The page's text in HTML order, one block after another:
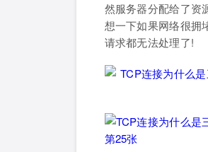
然服务器分配给了资
想一下如果网络很拥
请求都无法处理了!